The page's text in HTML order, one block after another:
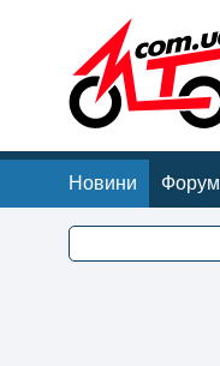
Новини Форум